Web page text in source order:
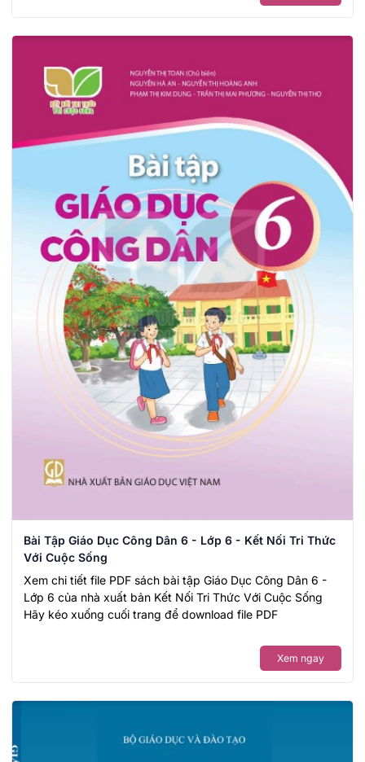
Bài Tập Giáo Dục Công Dân 6 - Lớp 6 - Kết Nối Tri Thức
Với Cuộc Sống
Xem chi tiết file PDF sách bài tập Giáo Dục Công Dân 6 -
Lớp 6 của nhà xuất bản Kết Nối Tri Thức Với Cuộc Sống
Hãy kéo xuống cuối trang để download file PDF
Xem ngay